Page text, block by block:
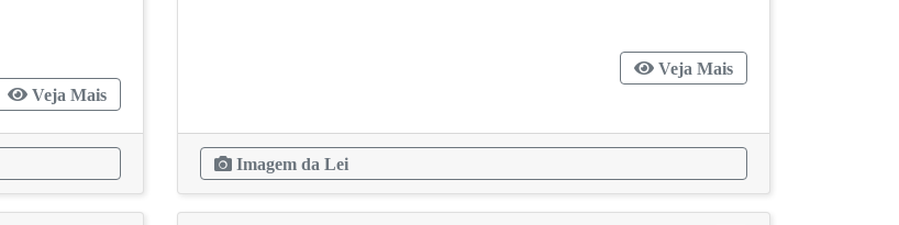
Veja Mais
Veja Mais
Imagem da Lei